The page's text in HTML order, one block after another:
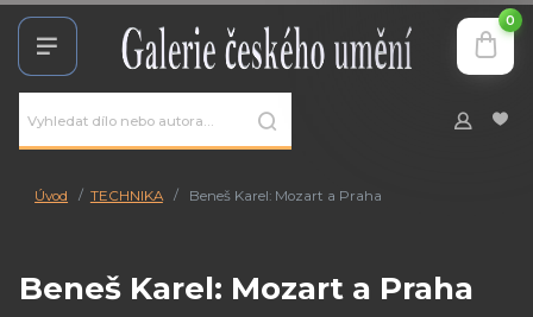
0
Úvod TECHNIKA Beneš Karel: Mozart a Praha
Beneš Karel: Mozart a Praha